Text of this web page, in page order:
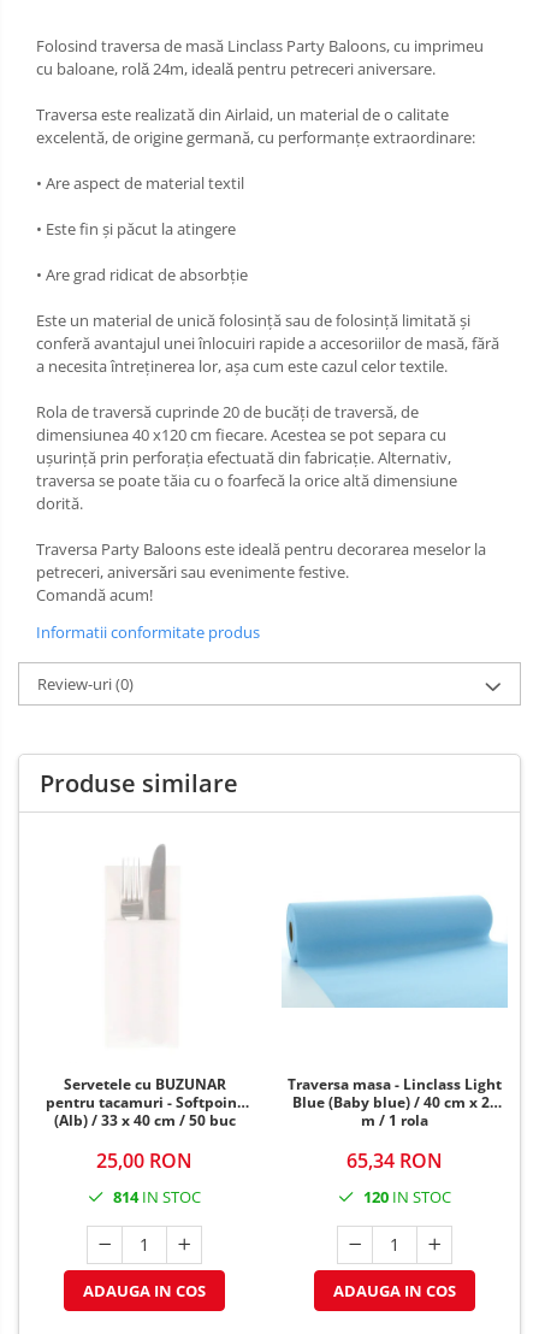
Folosind traversa de masă Linclass Party Baloons, cu imprimeu
cu baloane, rolǎ 24m, idealǎ pentru petreceri aniversare.
Traversa este realizată din Airlaid, un material de o calitate
excelentă, de origine germană, cu performanțe extraordinare:
• Are aspect de material textil
• Este fin și păcut la atingere
• Are grad ridicat de absorbție
Este un material de unică folosință sau de folosință limitată și
conferă avantajul unei înlocuiri rapide a accesoriilor de masă, fără
a necesita întreținerea lor, așa cum este cazul celor textile.
Rola de traversă cuprinde 20 de bucăți de traversă, de
dimensiunea 40 x120 cm fiecare. Acestea se pot separa cu
ușurință prin perforația efectuată din fabricație. Alternativ,
traversa se poate tăia cu o foarfecă la orice altă dimensiune
dorită.
Traversa Party Baloons este ideală pentru decorarea meselor la
petreceri, aniversǎri sau evenimente festive.
Comandă acum!
Informatii conformitate produs
Review-uri(0)
Produse similare
Servetele cu BUZUNAR
pentru tacamuri - Softpoint
(Alb) / 33 x 40 cm / 50 buc
25,00 RON
814IN STOC
ADAUGA IN COS
Traversa masa - Linclass Light
Blue (Baby blue) / 40 cm x 24
m / 1 rola
65,34 RON
120 IN STOC
ADAUGA IN COS